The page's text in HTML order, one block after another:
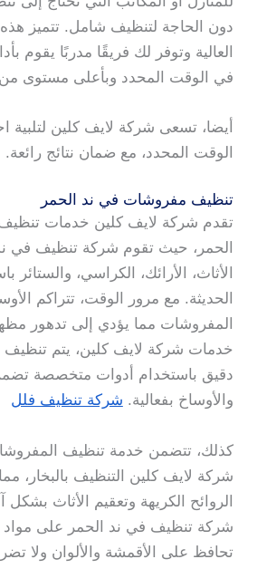
دون الحاجة لتنظيف شامل. تتميز هذه
العالية وتوفر لك فريقًا مدربًا يقوم
في الوقت المحدد وبأعلى مستوى
أيضا، تسعى شركة لايف كلين لتلبية
الوقت المحدد، مع ضمان نتائج رائعة.
تنظيف مفروشات في ند الحمر
تقدم شركة لايف كلين خدمات
الحمر، حيث تقوم شركة تنظيف في
الأثاث، الأرائك، الكراسي، والستائر
الحديثة. مع مرور الوقت، تتراكم
المفروشات مما يؤدي إلى تدهور
خدمات شركة لايف كلين، يتم
دقيق باستخدام أدوات متخصصة تضمن
والأوساخ بفعالية. شركة تنظيف فلل
كذلك، تتضمن خدمة تنظيف
شركة لايف كلين التنظيف بالبخار،
الروائح الكريهة وتعقيم الأثاث
شركة تنظيف في ند الحمر على
تحافظ على الأقمشة والألوان ولا تضر